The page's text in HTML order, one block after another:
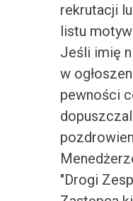
rekrutacji
listu
Jeśli imię
w
pewności
"Drogi